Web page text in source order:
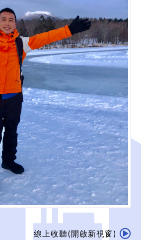
線上收聽(開啟新視窗)